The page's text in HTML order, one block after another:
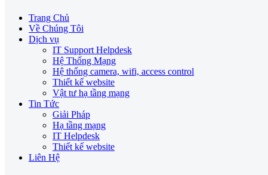
Trang Chủ
Về Chúng Tôi
Dịch vụ
IT Support Helpdesk
Hệ Thống Mạng
Hệ thống camera, wifi, access control
Thiết kế website
Vật tư hạ tầng mạng
Tin Tức
Giải Pháp
Hạ tầng mạng
IT Helpdesk
Thiết kế website
Liên Hệ